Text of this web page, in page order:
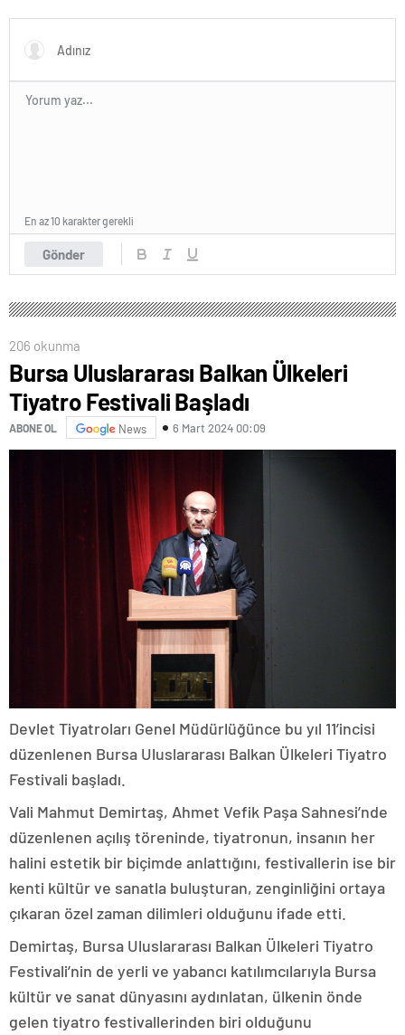
Gönder
En az 10 karakter gerekli
206 okunma
Bursa Uluslararası Balkan Ülkeleri
Tiyatro Festivali Başladı
ABONE OL News 6 Mart 2024 00:09
Devlet Tiyatroları Genel Müdürlüğünce bu yıl 11’incisi
düzenlenen Bursa Uluslararası Balkan Ülkeleri Tiyatro
Festivali başladı.
Vali Mahmut Demirtaş, Ahmet Vefik Paşa Sahnesi’nde
düzenlenen açılış töreninde, tiyatronun, insanın her
halini estetik bir biçimde anlattığını, festivallerin ise bir
kenti kültür ve sanatla buluşturan, zenginliğini ortaya
çıkaran özel zaman dilimleri olduğunu ifade etti.
Demirtaş, Bursa Uluslararası Balkan Ülkeleri Tiyatro
Festivali’nin de yerli ve yabancı katılımcılarıyla Bursa
kültür ve sanat dünyasını aydınlatan, ülkenin önde
gelen tiyatro festivallerinden biri olduğunu